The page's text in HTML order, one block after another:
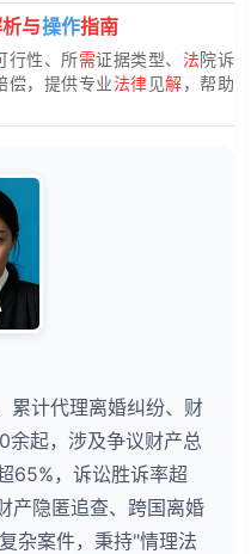
与操作指南
行性、所需证据类型、 法院诉
偿，提供专业法律见解，帮助
累计代理离婚纠纷、财
余起，涉及争议财产总
65%，诉讼胜诉率超
产隐匿追查、跨国离婚
杂案件，秉持"情理法